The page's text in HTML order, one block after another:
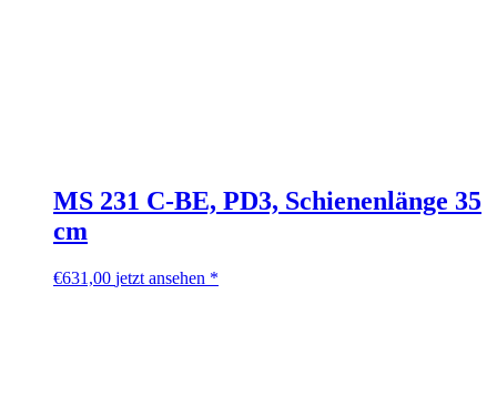
MS 231 C-BE, PD3, Schienenlänge 35
cm
€631,00 jetzt ansehen *